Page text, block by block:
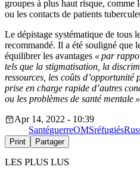
groupes à plus haut risque,
ou les contacts de patients
Le dépistage systématique de tous
recommandé. Il a été souligné que
équilibrer les avantages « par
tels que la stigmatisation, la
ressources, les coûts d’opportunité
prise en charge rapide d’autres
ou les problèmes de santé mentale »
Apr 14, 2022 - 10:39
SantéguerreOMSréfugiés
Print Partager
LES PLUS LUS